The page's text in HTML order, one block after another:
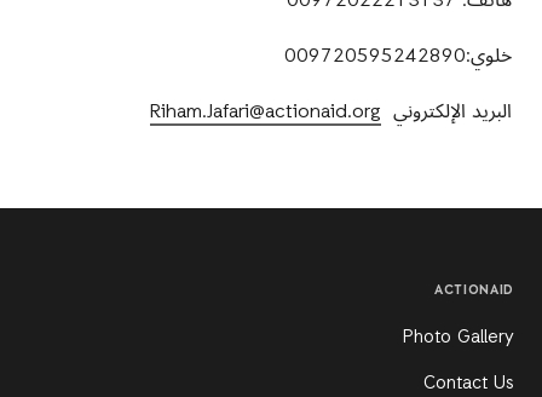
خلوي:009720595242890
البريد الإلكتروني Riham.Jafari@actionaid.org
ACTIONAID
Photo Gallery
Contact Us